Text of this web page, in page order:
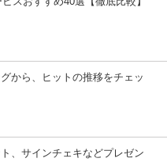
から、ヒットの推移をチェッ
、サインチェキなどプレゼン